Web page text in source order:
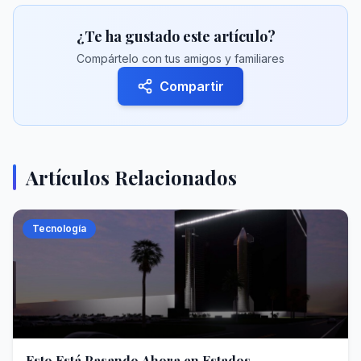
¿Te ha gustado este artículo?
Compártelo con tus amigos y familiares
Compartir
Artículos Relacionados
Tecnología